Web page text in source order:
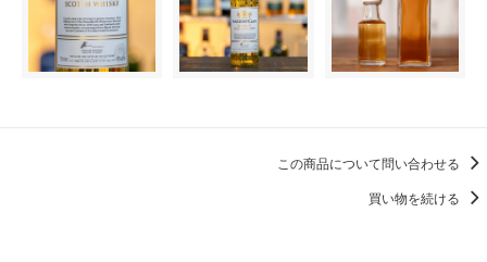
この商品について問い合わせる
買い物を続ける